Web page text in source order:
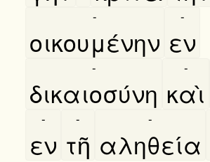
οικουμένην
-
εν
-
δικαιοσύνη
-
καὶ
-
εν
-
τῆ
-
αληθεία
-